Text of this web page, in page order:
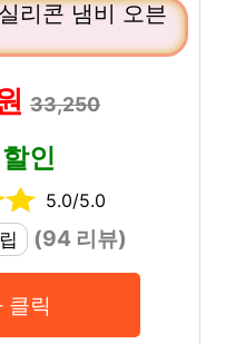
리콘 냄비 오븐
33,250
인
5.0/5.0
(94 리뷰)
클릭